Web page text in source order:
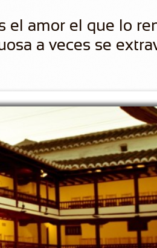
el amor el que lo
a veces se